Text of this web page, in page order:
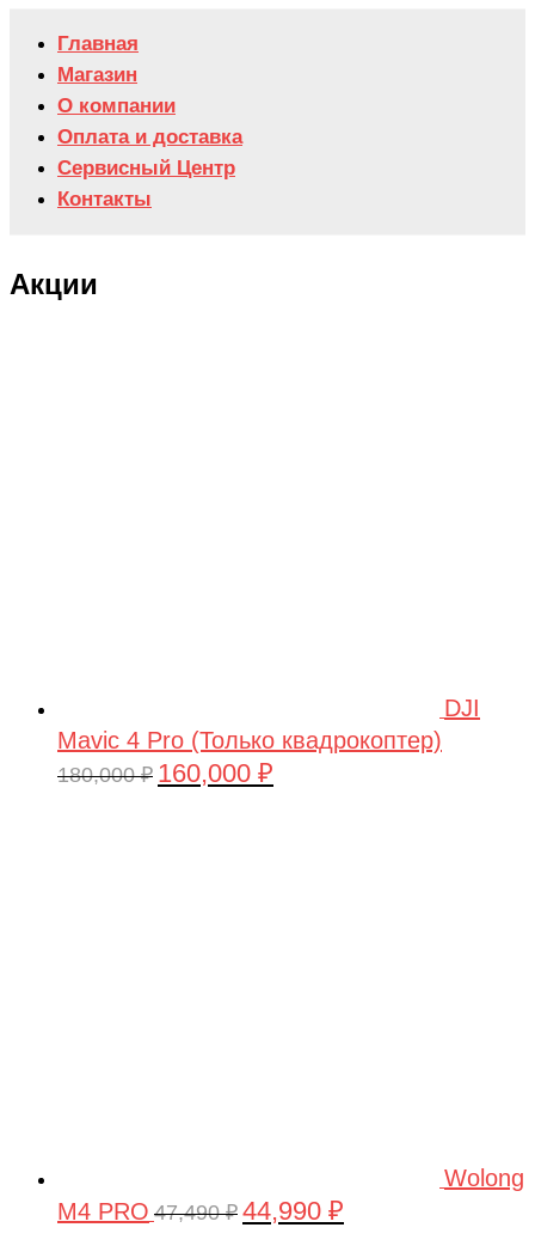
Главная
Магазин
О компании
Оплата и доставка
Сервисный Центр
Контакты
Акции
DJI
Mavic 4 Pro (Только квадрокоптер)
180,000₽ Первоначальная
160,000 ₽
Wolong
M4 PRO 47,490₽ Первоначальная
44,990 ₽